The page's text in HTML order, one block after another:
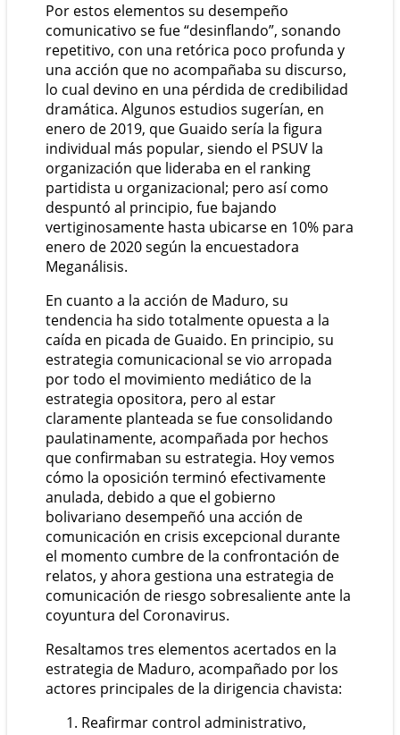
Por estos elementos su desempeño
comunicativo se fue “desinflando”, sonando
repetitivo, con una retórica poco profunda y
una acción que no acompañaba su discurso,
lo cual devino en una pérdida de credibilidad
dramática. Algunos estudios sugerían, en
enero de 2019, que Guaido sería la figura
individual más popular, siendo el PSUV la
organización que lideraba en el ranking
partidista u organizacional; pero así como
despuntó al principio, fue bajando
vertiginosamente hasta ubicarse en 10% para
enero de 2020 según la encuestadora
Meganálisis.
En cuanto a la acción de Maduro, su
tendencia ha sido totalmente opuesta a la
caída en picada de Guaido. En principio, su
estrategia comunicacional se vio arropada
por todo el movimiento mediático de la
estrategia opositora, pero al estar
claramente planteada se fue consolidando
paulatinamente, acompañada por hechos
que confirmaban su estrategia. Hoy vemos
cómo la oposición terminó efectivamente
anulada, debido a que el gobierno
bolivariano desempeñó una acción de
comunicación en crisis excepcional durante
el momento cumbre de la confrontación de
relatos, y ahora gestiona una estrategia de
comunicación de riesgo sobresaliente ante la
coyuntura del Coronavirus.
Resaltamos tres elementos acertados en la
estrategia de Maduro, acompañado por los
actores principales de la dirigencia chavista:
Reafirmar control administrativo,